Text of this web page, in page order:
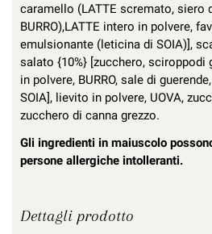
caramello (LATTE scremato, siero
BURRO),LATTE intero in polvere,
emulsionante (leticina di SOIA)],
salato {10%} [zucchero, sciroppodi
in polvere, BURRO, sale di
SOIA], lievito in polvere, UOVA,
zucchero di canna grezzo.
Gli ingredienti in maiuscolo
persone allergiche intolleranti.
Dettagli prodotto